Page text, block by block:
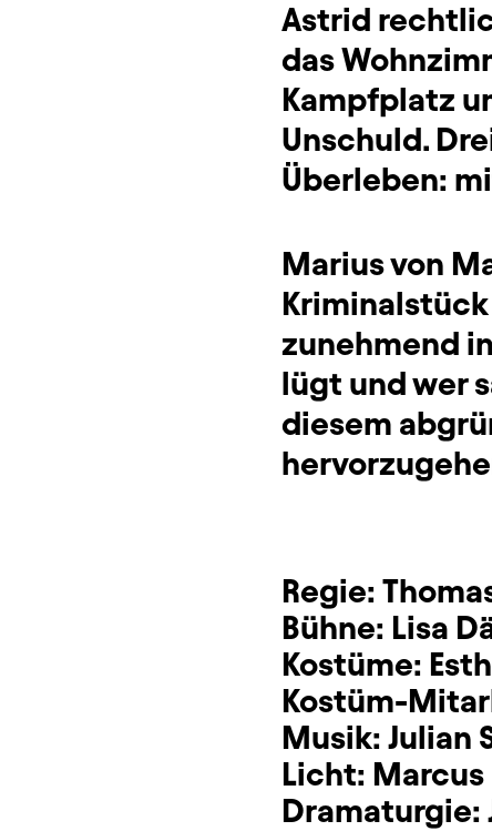
Astrid
das
Kampfplatz
Unschuld.
Überleben:
Marius von
zunehmend
lügt und wer
diesem
Regie:
Bühne: Lisa
Kostüme:
Kostüm-
Musik: Julian
Licht: Marcus
Dramaturgie: